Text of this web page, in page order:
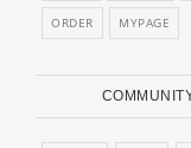
ORDER MYPAGE